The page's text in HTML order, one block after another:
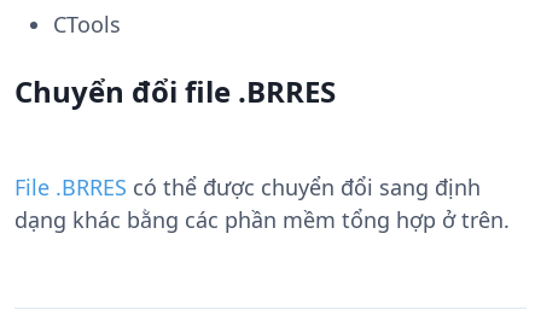
CTools
Chuyển đổi file .BRRES
File .BRRES có thể được chuyển đổi sang định
dạng khác bằng các phần mềm tổng hợp ở trên.